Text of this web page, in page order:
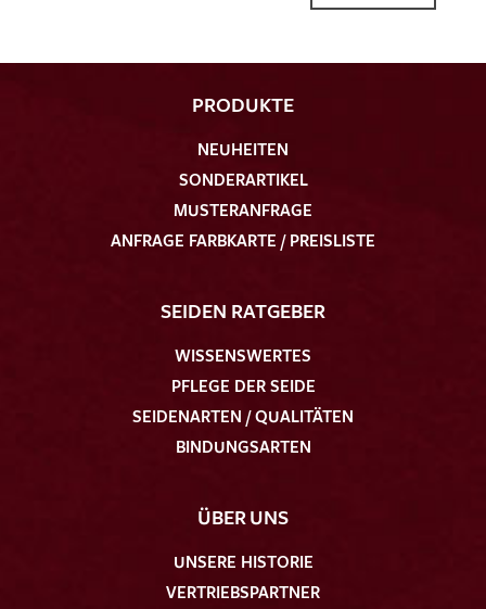
MUSTERANFRAGE SENDEN
PRODUKTE
NEUHEITEN
SONDERARTIKEL
MUSTERANFRAGE
ANFRAGE FARBKARTE / PREISLISTE
SEIDEN RATGEBER
WISSENSWERTES
PFLEGE DER SEIDE
SEIDENARTEN / QUALITÄTEN
BINDUNGSARTEN
ÜBER UNS
UNSERE HISTORIE
VERTRIEBSPARTNER